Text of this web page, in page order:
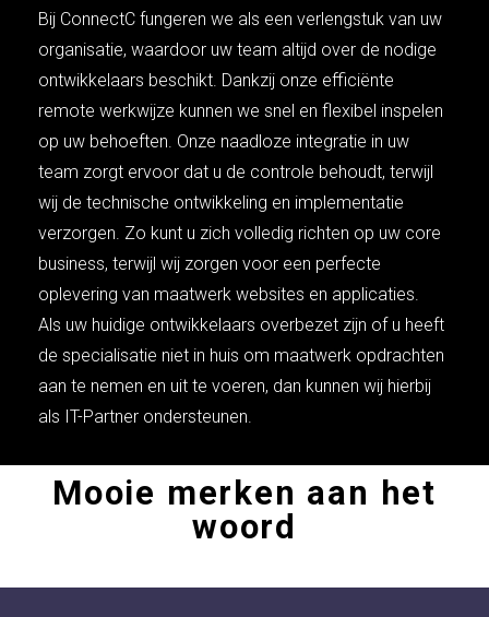
Bij ConnectC fungeren we als een verlengstuk van uw
organisatie, waardoor uw team altijd over de nodige
ontwikkelaars beschikt. Dankzij onze efficiënte
remote werkwijze kunnen we snel en flexibel inspelen
op uw behoeften. Onze naadloze integratie in uw
team zorgt ervoor dat u de controle behoudt, terwijl
wij de technische ontwikkeling en implementatie
verzorgen. Zo kunt u zich volledig richten op uw core
business, terwijl wij zorgen voor een perfecte
oplevering van maatwerk websites en applicaties.
Als uw huidige ontwikkelaars overbezet zijn of u heeft
de specialisatie niet in huis om maatwerk opdrachten
aan te nemen en uit te voeren, dan kunnen wij hierbij
als IT-Partner ondersteunen.
Mooie merken aan het
woord